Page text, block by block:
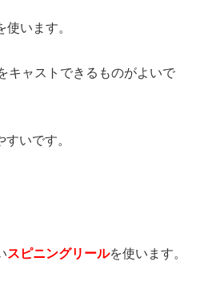
使います。
キャストできるものがよいで
すいです。
スピニングリールを使います。